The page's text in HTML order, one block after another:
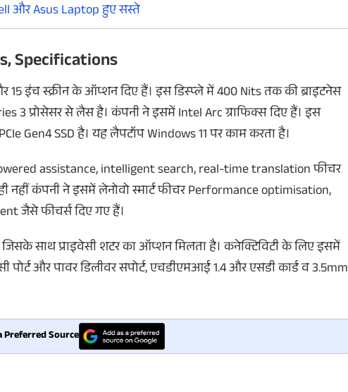
और Asus Laptop हुए सस्ते
Specifications
इंच स्क्रीन के ऑप्शन दिए हैं। इस डिस्प्ले में 400 Nits तक की ब्राइटनेस
3 प्रोसेसर से लैस है। कंपनी ने इसमें Intel Arc ग्राफिक्स दिए हैं। इस
Gen4 SSD है। यह लैपटॉप Windows 11 पर काम करता है।
assistance, intelligent search, real-time translation फीचर
नहीं कंपनी ने इसमें लेनोवो स्मार्ट फीचर Performance optimisation,
जैसे फीचर्स दिए गए हैं।
जिसके साथ प्राइवेसी शटर का ऑप्शन मिलता है। कनेक्टिविटी के लिए इसमें
और पावर डिलीवर सपोर्ट, एचडीएमआई 1.4 और एसडी कार्ड व 3.5mm
Preferred Source